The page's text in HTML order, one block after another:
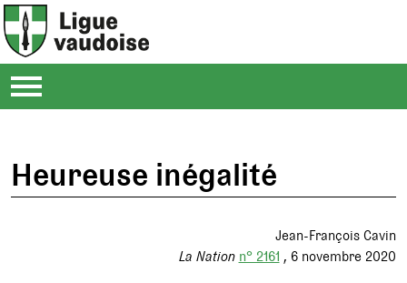
Heureuse inégalité
Jean-François Cavin
La Nation n° 2161 6 novembre 2020